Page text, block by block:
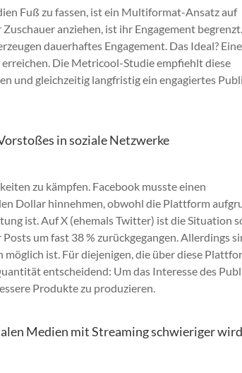
Fuß zu fassen, ist ein Multiformat-Ansatz auf
anziehen, ist ihr Engagement begrenzt.
dauerhaftes Engagement. Das Ideal? Eine
Die Metricool-Studie empfiehlt diese
und gleichzeitig langfristig ein engagiertes
in soziale Netzwerke
zu kämpfen. Facebook musste einen
Dollar hinnehmen, obwohl die Plattform
ist. Auf X (ehemals Twitter) ist die Situation
um fast 38 % zurückgegangen. Allerdings
ist. Für diejenigen, die über diese
entscheidend: Um das Interesse des
Produkte zu produzieren.
Medien mit Streaming schwieriger wird